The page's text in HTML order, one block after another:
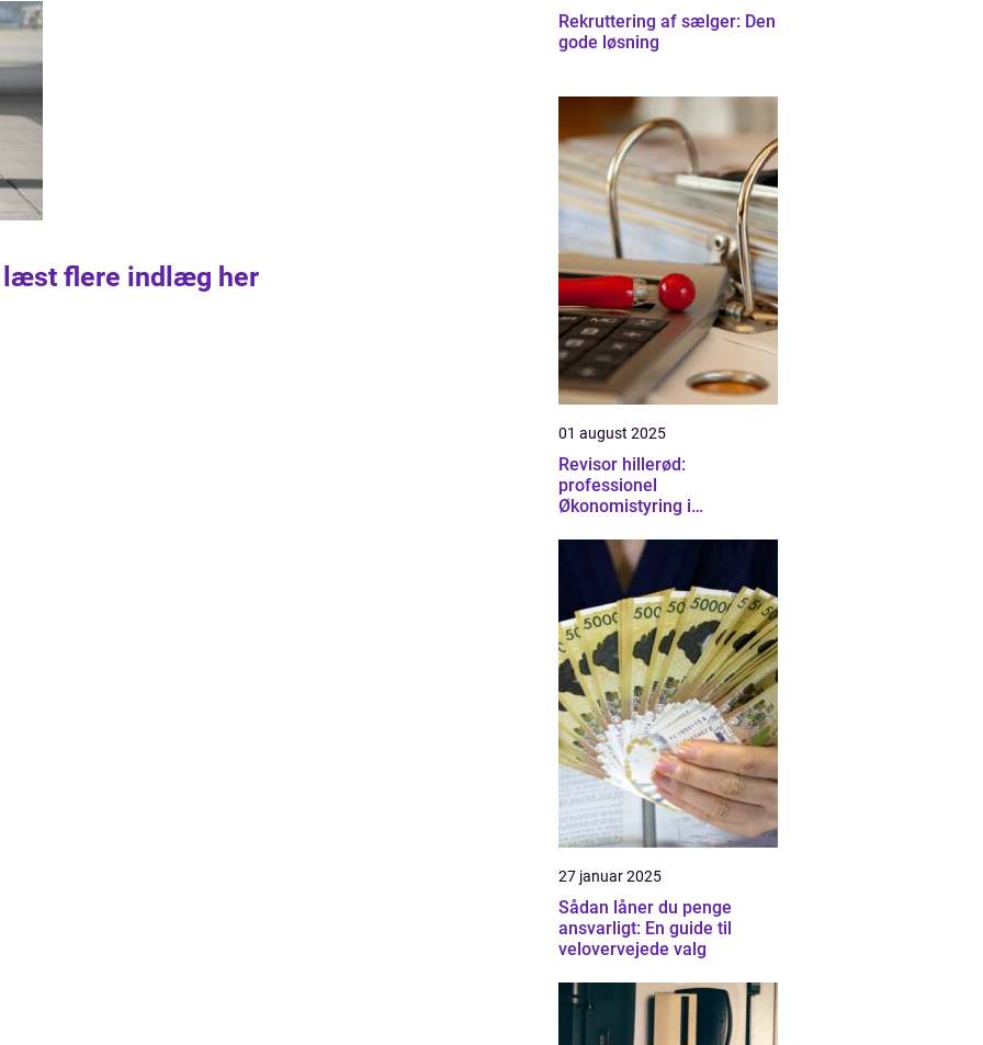
læst flere indlæg her
Rekruttering af sælger: Den
gode løsning
01 august 2025
Revisor hillerød:
professionel
Økonomistyring i
27 januar 2025
Sådan låner du penge
ansvarligt: En guide til
velovervejede valg